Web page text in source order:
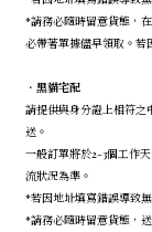
*請務必隨時留意貨態，
必帶著單據儘早領取。若
． 黑貓宅配
請提供與身分證上相符之
送。
一般訂單將於2-3個工作
流狀況為準。
*若因地址填寫錯誤導致
*請務必隨時留意貨態，